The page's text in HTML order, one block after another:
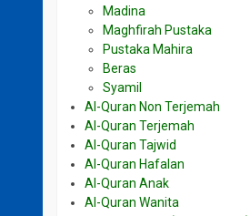
Madina
Maghfirah Pustaka
Pustaka Mahira
Beras
Syamil
Al-Quran Non Terjemah
Al-Quran Terjemah
Al-Quran Tajwid
Al-Quran Hafalan
Al-Quran Anak
Al-Quran Wanita